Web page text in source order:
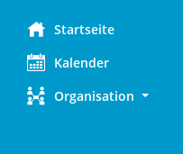
Startseite
Kalender
Organisation